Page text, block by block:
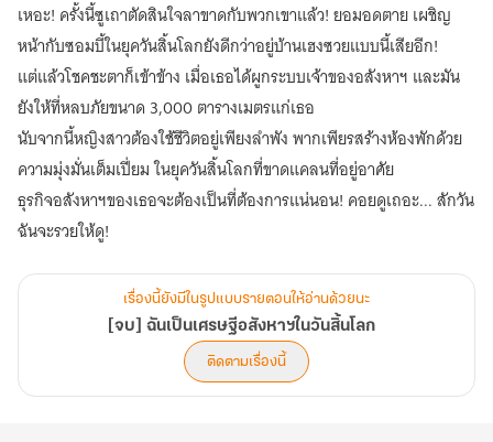
โลก
เหอะ! ครั้งนี้ซูเถาตัดสินใจลาขาดกับพวกเขาแล้ว! ยอมอดตาย เผชิญ
หน้ากับซอมบี้ในยุควันสิ้นโลกยังดีกว่าอยู่บ้านเฮงซวยแบบนี้เสียอีก!
แต่แล้วโชคชะตาก็เข้าข้าง เมื่อเธอได้ผูกระบบเจ้าของอสังหาฯ และมัน
ยังให้ที่หลบภัยขนาด 3,000 ตารางเมตรแก่เธอ
นับจากนี้หญิงสาวต้องใช้ชีวิตอยู่เพียงลำพัง พากเพียรสร้างห้องพักด้วย
ความมุ่งมั่นเต็มเปี่ยม ในยุควันสิ้นโลกที่ขาดแคลนที่อยู่อาศัย
ธุรกิจอสังหาฯของเธอจะต้องเป็นที่ต้องการแน่นอน! คอยดูเถอะ... สักวัน
ฉันจะรวยให้ดู!
เรื่องนี้ยังมีในรูปแบบรายตอนให้อ่านด้วยนะ
[จบ] ฉันเป็นเศรษฐีอสังหาฯในวันสิ้นโลก
ติดตามเรื่องนี้